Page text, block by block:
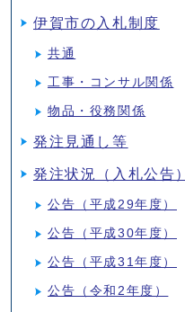
伊賀市の入札制度
共通
工事・コンサル関係
物品・役務関係
発注見通し等
発注状況（入札公告）
公告（平成29年度）
公告（平成30年度）
公告（平成31年度）
公告（令和2年度）